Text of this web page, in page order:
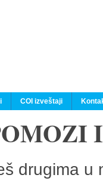
COI izveštaji
drugima